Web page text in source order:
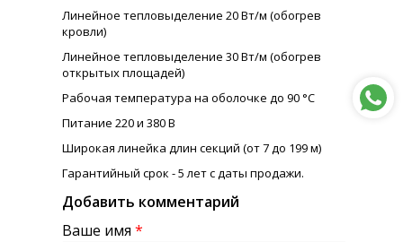
Линейное тепловыделение 20 Вт/м (обогрев
кровли)
Линейное тепловыделение 30 Вт/м (обогрев
открытых площадей)
Рабочая температура на оболочке до 90 °С
Питание 220 и 380 В
Широкая линейка длин секций (от 7 до 199 м)
Гарантийный срок - 5 лет с даты продажи.
Добавить комментарий
Ваше имя *